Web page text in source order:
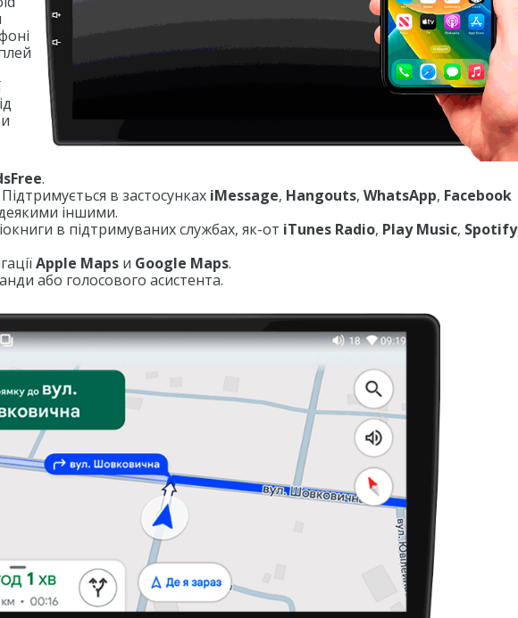
.
в застосунках iMessage, Hangouts, WhatsApp, Facebook
іншими.
в підтримуваних службах, як-от iTunes Radio, Play Music, Spotify
Apple Maps и Google Maps.
або голосового асистента.